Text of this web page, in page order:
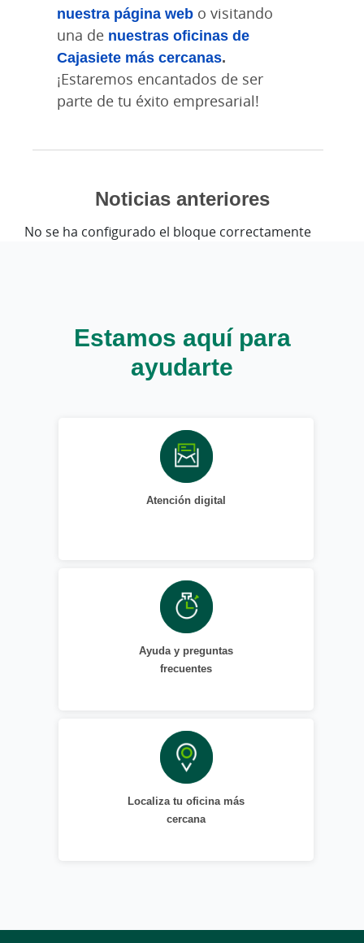
nuestra página web o visitando
una de nuestras oficinas de
Cajasiete más cercanas.
¡Estaremos encantados de ser
parte de tu éxito empresarial!
Noticias anteriores
No se ha configurado el bloque correctamente
Estamos aquí para
ayudarte
Atención digital
Ayuda y preguntas
frecuentes
Localiza tu oficina más
cercana